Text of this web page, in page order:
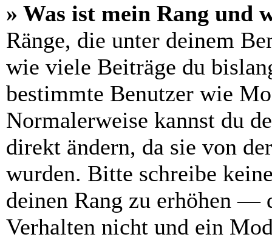
» Was ist mein Rang und
Ränge, die unter deinem
wie viele Beiträge du
bestimmte Benutzer wie
Normalerweise kannst du
direkt ändern, da sie von
wurden. Bitte schreibe
deinen Rang zu erhöhen —
Verhalten nicht und ein